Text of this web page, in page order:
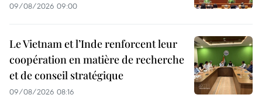
09/08/2026 09:00
Le Vietnam et l’Inde renforcent leur
coopération en matière de recherche
et de conseil stratégique
09/08/2026 08:16